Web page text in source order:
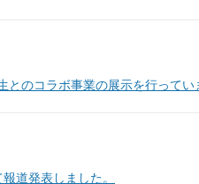
とのコラボ事業の展示を行ってい
道発表しました。